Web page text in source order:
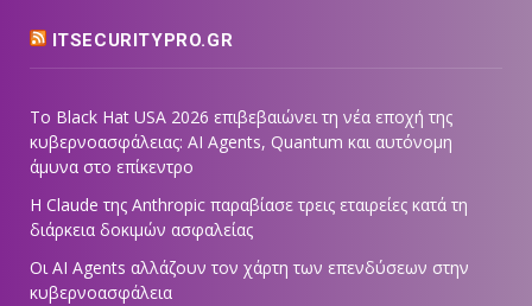
ITSECURITYPRO.GR
Το Black Hat USA 2026 επιβεβαιώνει τη νέα εποχή της
κυβερνοασφάλειας: AI Agents, Quantum και αυτόνομη
άμυνα στο επίκεντρο
Η Claude της Anthropic παραβίασε τρεις εταιρείες κατά τη
διάρκεια δοκιμών ασφαλείας
Οι AI Agents αλλάζουν τον χάρτη των επενδύσεων στην
κυβερνοασφάλεια